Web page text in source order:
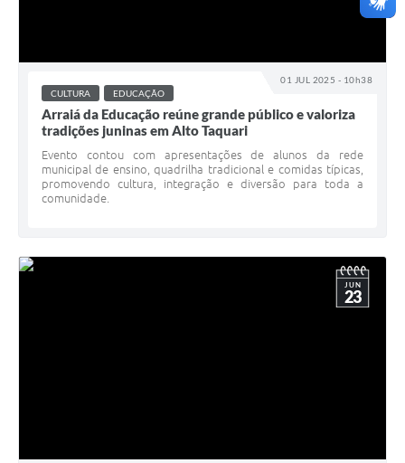
01 JUL 2025 - 10h38
CULTURA
EDUCAÇÃO
Arraiá da Educação reúne grande público e valoriza
tradições juninas em Alto Taquari
Evento contou com apresentações de alunos da rede
municipal de ensino, quadrilha tradicional e comidas típicas,
promovendo cultura, integração e diversão para toda a
comunidade.
JUN
23